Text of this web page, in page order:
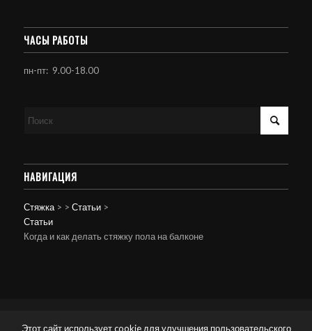
ЧАСЫ РАБОТЫ
пн-пт: 9.00-18.00
НАВИГАЦИЯ
Стяжка>
Статьи
> Статьи>
Когда и как делать стяжку пола на балконе
Этот сайт использует cookie для улучшения пользовательского